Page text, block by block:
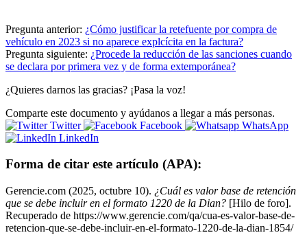
Pregunta anterior: ¿Cómo justificar la retefuente por compra de
vehículo en 2023 si no aparece explcícita en la factura?
Pregunta siguiente: ¿Procede la reducción de las sanciones cuando
se declara por primera vez y de forma extemporánea?
¿Quieres darnos las gracias? ¡Pasa la voz!
Comparte este documento y ayúdanos a llegar a más personas.
Twitter
Facebook
WhatsApp
LinkedIn
Forma de citar este artículo (APA):
Gerencie.com (2025, octubre 10). ¿Cuál es valor base de retención
que se debe incluir en el formato 1220 de la Dian? [Hilo de foro].
Recuperado de https://www.gerencie.com/qa/cua-es-valor-base-de-
retencion-que-se-debe-incluir-en-el-formato-1220-de-la-dian-1854/